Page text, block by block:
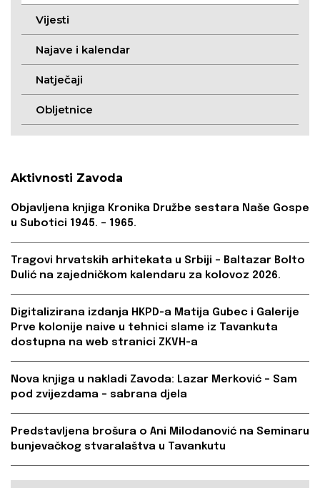
Vijesti
Najave i kalendar
Natječaji
Obljetnice
Aktivnosti Zavoda
Objavljena knjiga Kronika Družbe sestara Naše Gospe
u Subotici 1945. – 1965.
Tragovi hrvatskih arhitekata u Srbiji – Baltazar Bolto
Dulić na zajedničkom kalendaru za kolovoz 2026.
Digitalizirana izdanja HKPD-a Matija Gubec i Galerije
Prve kolonije naive u tehnici slame iz Tavankuta
dostupna na web stranici ZKVH-a
Nova knjiga u nakladi Zavoda: Lazar Merković – Sam
pod zvijezdama – sabrana djela
Predstavljena brošura o Ani Milodanović na Seminaru
bunjevačkog stvaralaštva u Tavankutu